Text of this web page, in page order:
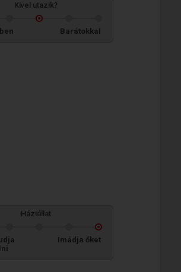
Kivel utazik?
Barátokkal
Háziállat
Imádja őket